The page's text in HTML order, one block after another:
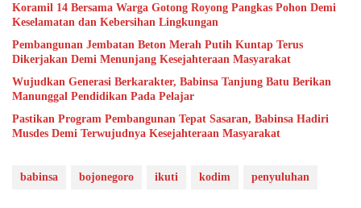
Koramil 14 Bersama Warga Gotong Royong Pangkas Pohon Demi
Keselamatan dan Kebersihan Lingkungan
Pembangunan Jembatan Beton Merah Putih Kuntap Terus
Dikerjakan Demi Menunjang Kesejahteraan Masyarakat
Wujudkan Generasi Berkarakter, Babinsa Tanjung Batu Berikan
Manunggal Pendidikan Pada Pelajar
Pastikan Program Pembangunan Tepat Sasaran, Babinsa Hadiri
Musdes Demi Terwujudnya Kesejahteraan Masyarakat
babinsa bojonegoro ikuti kodim penyuluhan